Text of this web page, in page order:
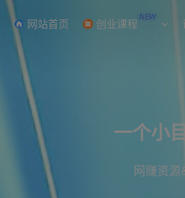
网站首页 创业课程 NEW
一个小
网赚资源